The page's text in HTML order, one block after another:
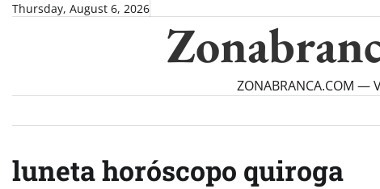
SkipThursday, August 6, 2026
ZONABRANCA.COM
luneta horóscopo quiroga